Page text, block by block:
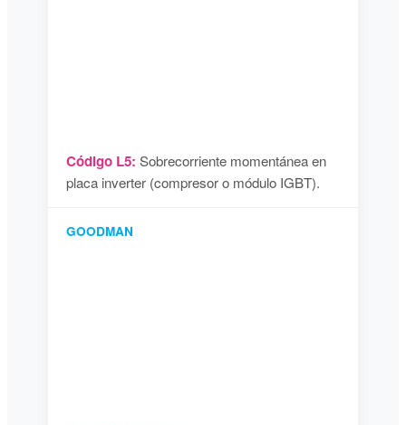
Código L5: Sobrecorriente momentánea en
placa inverter (compresor o módulo IGBT).
GOODMAN